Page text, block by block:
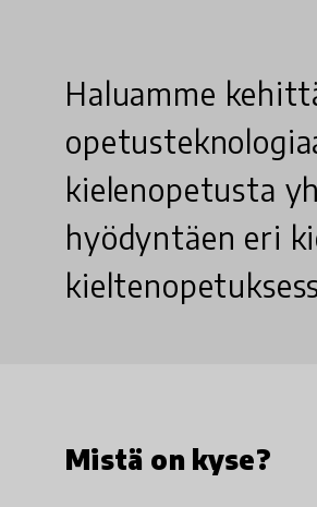
Haluamme
kielenopetusta
hyödyntäen eri
Mistä on kyse?